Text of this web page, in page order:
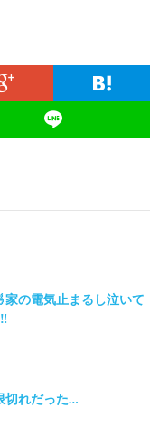
家の電気止まるし泣いて
切れだった…